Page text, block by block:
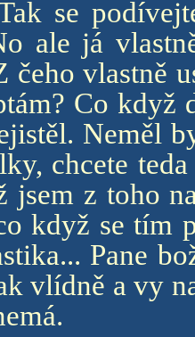
se
ale já
čeho vlastně
Co když
Neměl
chcete
jsem z toho
když se tím
Pane
vlídně a vy